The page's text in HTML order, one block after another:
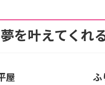
を叶えてくれ
屋 ふ